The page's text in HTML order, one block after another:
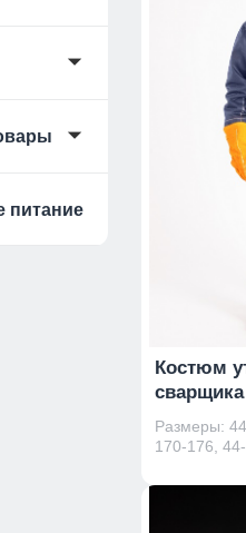
🞃
🞃
питание
Костюм
Размеры:
170-176,